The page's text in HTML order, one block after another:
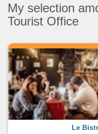
My selection
Tourist Office
Le